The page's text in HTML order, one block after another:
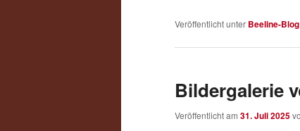
Veröffentlicht unter Beeline-Blog
Bildergalerie
Veröffentlicht am 31. Juli 2025